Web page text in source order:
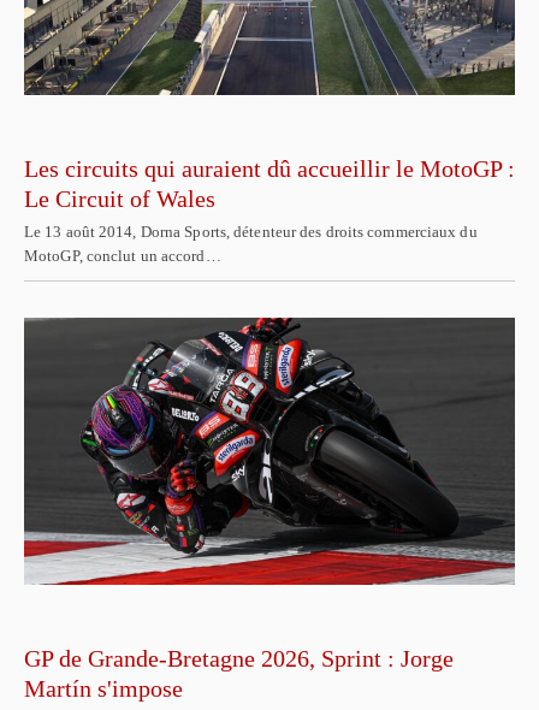
Les circuits qui auraient dû accueillir le MotoGP :
Le Circuit of Wales
Le 13 août 2014, Dorna Sports, détenteur des droits commerciaux du
MotoGP, conclut un accord…
GP de Grande-Bretagne 2026, Sprint : Jorge
Martín s'impose